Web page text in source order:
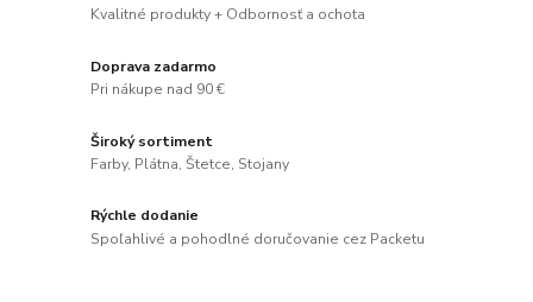
Kvalitné produkty + Odbornosť a ochota
Doprava zadarmo
Pri nákupe nad 90 €
Široký sortiment
Farby, Plátna, Štetce, Stojany
Rýchle dodanie
Spoľahlivé a pohodlné doručovanie cez Packetu